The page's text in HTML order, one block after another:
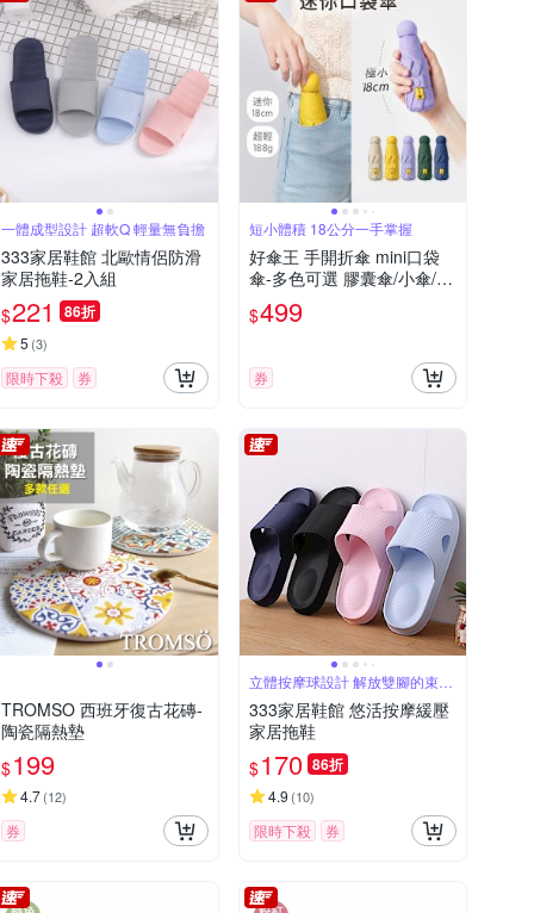
一體成型設計 超軟Q 輕量無負擔
333家居鞋館 北歐情侶防滑
家居拖鞋-2入組
$221 86折
5 (3)
限時下殺 券
短小體積 18公分一手掌握
好傘王 手開折傘 mini口袋
傘-多色可選 膠囊傘/小傘/手
開折傘/黑膠布/摺疊傘/小雨
傘/輕量傘/折疊傘/迷你傘/防
$499
券
TROMSO 西班牙復古花磚-
陶瓷隔熱墊
$199
4.7(12)
券
立體按摩球設計 解放雙腳的束縛
感
333家居鞋館 悠活按摩緩壓
家居拖鞋
$170 86折
4.9 (10)
限時下殺 券